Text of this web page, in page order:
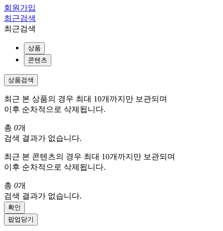
회원가입
최근검색
최근검색
상품
콘텐츠
상품검색
최근 본 상품의 경우 최대 10개까지만 보관되며
이후 순차적으로 삭제됩니다.
총 0개
검색 결과가 없습니다.
최근 본 콘텐츠의 경우 최대 10개까지만 보관되며
이후 순차적으로 삭제됩니다.
총 0개
검색 결과가 없습니다.
확인
팝업닫기